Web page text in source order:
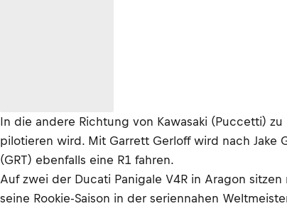
In die andere Richtung von Kawasaki (Puccetti)
pilotieren wird. Mit Garrett Gerloff wird nach Jake
(GRT) ebenfalls eine R1 fahren.
Auf zwei der Ducati Panigale V4R in Aragon
seine Rookie-Saison in der seriennahen